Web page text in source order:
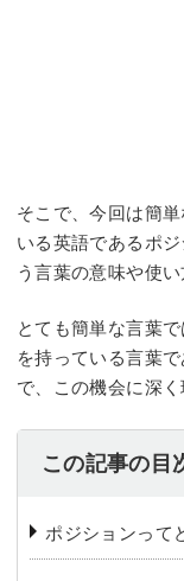
そこで、今回は簡
いる英語であるポジ
う言葉の意味や使
とても簡単な言葉
を持っている言葉
で、この機会に深く
この記事の目
ポジションって